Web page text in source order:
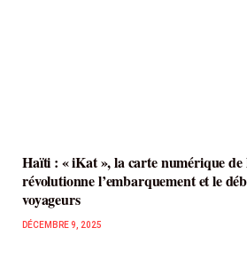
Haïti : « iKat », la carte numérique
révolutionne l’embarquement et le
voyageurs
DÉCEMBRE 9, 2025